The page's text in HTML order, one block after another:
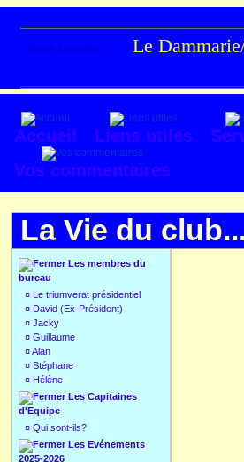
Texte à méditer :
Le
Accueil Liens utiles
Vos commentaires
La Vie du
Les membres du
bureau
¤ Le triumverat présidentiel
¤ David (Ex-Président)
¤ Jacky
¤ Guillaume
¤Alan
¤ Stéphane
¤ Hélène
Les Capitaines
d'Equipe
¤ Qui sont-ils?
Les Evénements
2025-2026